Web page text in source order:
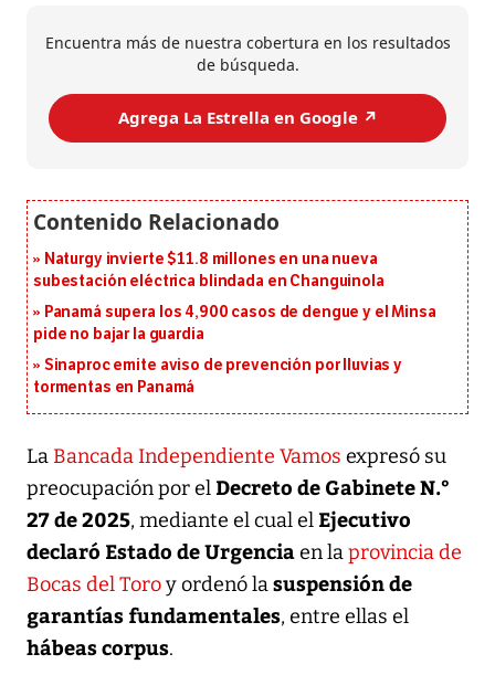
Encuentra más de nuestra cobertura en los resultados
de búsqueda.
Agrega La Estrella en Google ↗️
Naturgy invierte $11.8 millones en una nueva
subestación eléctrica blindada en Changuinola
Panamá supera los 4,900 casos de dengue y el Minsa
pide no bajar la guardia
Sinaproc emite aviso de prevención por lluvias y
tormentas en Panamá
LaBancada Independiente Vamos expresó su
preocupación por el Decreto de Gabinete N.°
27 de 2025, mediante el cual el Ejecutivo
declaró Estado de Urgenciaen laprovincia de
Bocas del Toroy ordenó lasuspensión de
garantías fundamentales, entre ellas el
hábeas corpus.